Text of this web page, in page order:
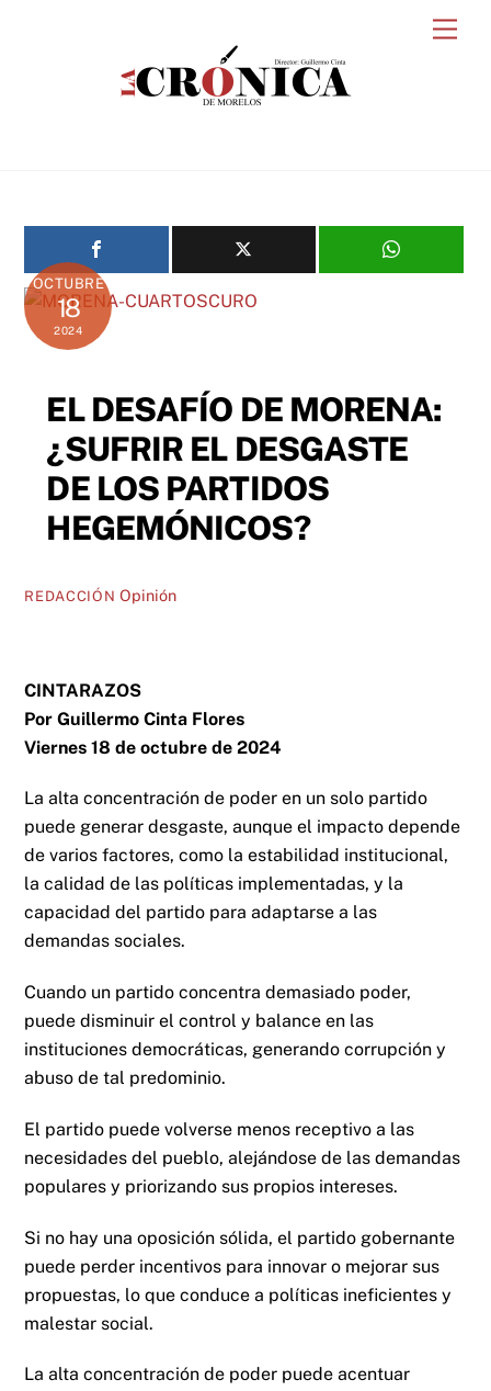
OCTUBRE
18
2024
EL DESAFÍO DE MORENA:
¿SUFRIR EL DESGASTE
DE LOS PARTIDOS
HEGEMÓNICOS?
REDACCIÓN Opinión
CINTARAZOS
Por Guillermo Cinta Flores
Viernes 18 de octubre de 2024
La alta concentración de poder en un solo partido
puede generar desgaste, aunque el impacto depende
de varios factores, como la estabilidad institucional,
la calidad de las políticas implementadas, y la
capacidad del partido para adaptarse a las
demandas sociales.
Cuando un partido concentra demasiado poder,
puede disminuir el control y balance en las
instituciones democráticas, generando corrupción y
abuso de tal predominio.
El partido puede volverse menos receptivo a las
necesidades del pueblo, alejándose de las demandas
populares y priorizando sus propios intereses.
Si no hay una oposición sólida, el partido gobernante
puede perder incentivos para innovar o mejorar sus
propuestas, lo que conduce a políticas ineficientes y
malestar social.
La alta concentración de poder puede acentuar